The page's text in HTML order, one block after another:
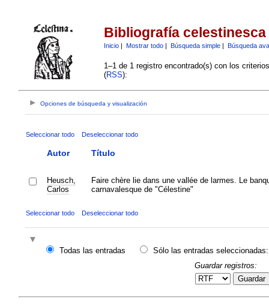
Bibliografía celestinesca
Inicio| Mostrar todo| Búsqueda simple| Búsqueda
1–1 de 1 registro encontrado(s) con los
(RSS):
Opciones de búsqueda y visualización
Seleccionar todo Deseleccionar todo
Autor Título
Heusch,
Carlos
Faire chère lie dans une vallée de larmes. Le
carnavalesque de "Célestine"
Seleccionar todo Deseleccionar todo
Todas las entradas
Sólo las entradas seleccionadas:
Guardar registros:
Guardar